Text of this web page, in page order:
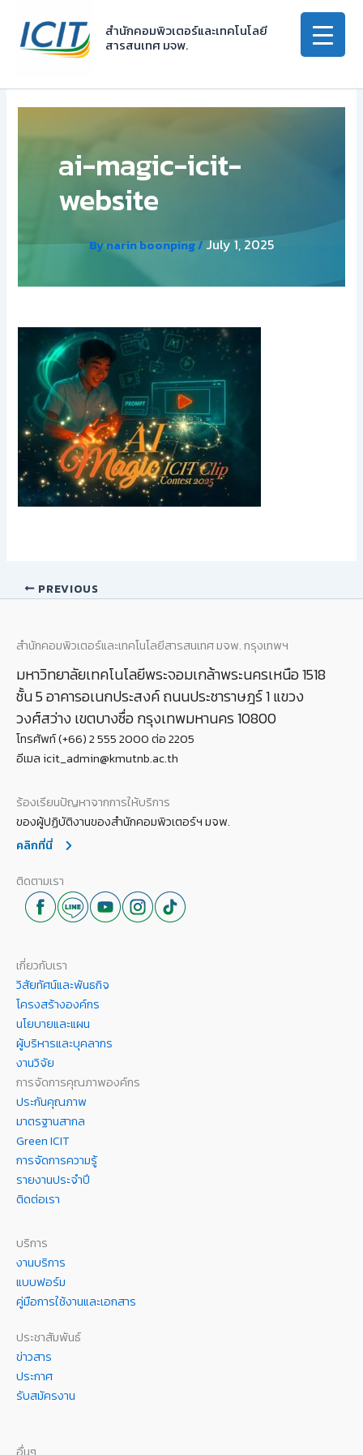
content
สำนักคอมพิวเตอร์และเทคโนโลยี
สารสนเทศ มจพ.
ai-magic-icit-
website
Bynarin boonping/July 1, 2025
PREVIOUS
สำนักคอมพิวเตอร์และเทคโนโลยีสารสนเทศ มจพ. กรุงเทพฯ
มหาวิทยาลัยเทคโนโลยีพระจอมเกล้าพระนครเหนือ 1518
ชั้น 5 อาคารอเนกประสงค์ ถนนประชาราษฎร์ 1 แขวง
วงศ์สว่าง เขตบางซื่อ กรุงเทพมหานคร 10800
โทรศัพท์ (+66) 2 555 2000 ต่อ 2205
อีเมล icit_admin@kmutnb.ac.th
ร้องเรียนปัญหาจากการให้บริการ
ของผู้ปฏิบัติงานของสำนักคอมพิวเตอร์ฯ มจพ.
คลิกที่นี่
ติดตามเรา
เกี่ยวกับเรา
วิสัยทัศน์และพันธกิจ
โครงสร้างองค์กร
นโยบายและแผน
ผู้บริหารและบุคลากร
งานวิจัย
การจัดการคุณภาพองค์กร
ประกันคุณภาพ
มาตรฐานสากล
Green ICIT
การจัดการความรู้
รายงานประจำปี
ติดต่อเรา
บริการ
งานบริการ
แบบฟอร์ม
คู่มือการใช้งานและเอกสาร
ประชาสัมพันธ์
ข่าวสาร
ประกาศ
รับสมัครงาน